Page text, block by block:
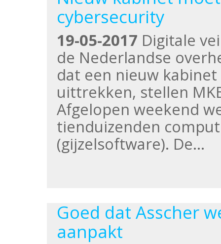
cybersecurity
19-05-2017 Digitale
de Nederlandse
dat een nieuw
uittrekken, stellen
Afgelopen weekend
tienduizenden
(gijzelsoftware). De…
Goed dat Asscher
aanpakt